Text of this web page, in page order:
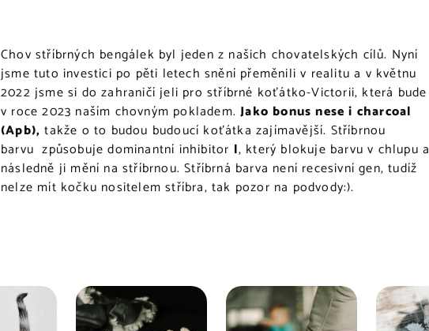
Chov stříbrných bengálek byl jeden z našich chovatelských cílů. Nyní
jsme tuto investici po pěti letech snění přeměnili v realitu a v květnu
2022 jsme si do zahraničí jeli pro stříbrné koťátko-Victorii, která bude
v roce 2023 naším chovným pokladem.Jako bonus nese i charcoal
(Apb), takže o to budou budoucí koťátka zajímavější. Stříbrnou
barvu způsobuje dominantní inhibitor l, který blokuje barvu v chlupu a
následně ji mění na stříbrnou. Stříbrná barva není recesivní gen, tudíž
nelze mít kočku nositelem stříbra, tak pozor na podvody:).